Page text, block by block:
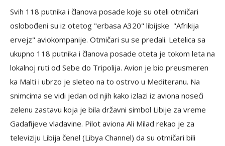
Svih 118 putnika i članova posade koje su oteli otmičari
oslobođeni su iz otetog "erbasa A320" libijske "Afrikija
ervejz" aviokompanije. Otmičari su se predali. Letelica sa
ukupno 118 putnika i članova posade oteta je tokom leta na
lokalnoj ruti od Sebe do Tripolija. Avion je bio preusmeren
ka Malti i ubrzo je sleteo na to ostrvo u Mediteranu. Na
snimcima se vidi jedan od njih kako izlazi iz aviona noseći
zelenu zastavu koja je bila državni simbol Libije za vreme
Gadafijeve vladavine. Pilot aviona Ali Milad rekao je za
televiziju Libija čenel (Libya Channel) da su otmičari bili